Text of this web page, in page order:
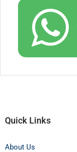
Quick Links
About Us